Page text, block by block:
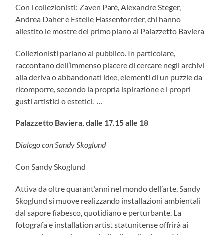
Con i collezionisti: Zaven Parè, Alexandre Steger,
Andrea Daher e Estelle Hassenforrder, chi hanno
allestito le mostre del primo piano al Palazzetto Baviera
Collezionisti parlano al pubblico. In particolare,
raccontano dell’immenso piacere di cercare negli archivi
alla deriva o abbandonati idee, elementi di un puzzle da
ricomporre, secondo la propria ispirazione e i propri
gusti artistici o estetici. …
Palazzetto Baviera,dalle 17.15 alle 18
Dialogo con Sandy Skoglund
Con Sandy Skoglund
Attiva da oltre quarant’anni nel mondo dell’arte, Sandy
Skoglund si muove realizzando installazioni ambientali
dal sapore fiabesco, quotidiano e perturbante. La
fotografa e installation artist statunitense offrirà ai